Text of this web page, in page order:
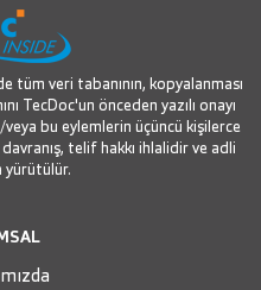
tüm veri tabanının, kopyalanması
TecDoc'un önceden yazılı onayı
veya bu eylemlerin üçüncü kişilerce
telif hakkı ihlalidir ve adli
yürütülür.